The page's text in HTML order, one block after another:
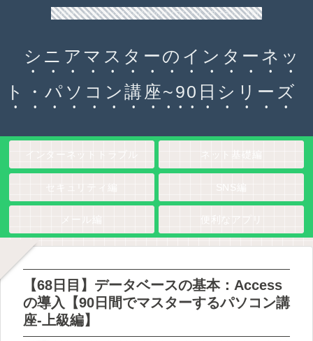
90日チャレンジ！シニアのためのパソコン・インターネット入門
シニアマスターのインターネッ
ト・パソコン講座~90日シリーズ
【68日目】データベースの基本：Access
の導入【90日間でマスターするパソコン講
座-上級編】